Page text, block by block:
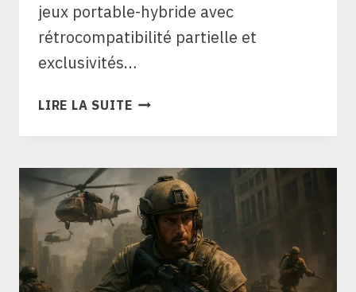
jeux portable-hybride avec
rétrocompatibilité partielle et
exclusivités…
LIRE LA SUITEJEUX
2
LA
LISTE
À
JOUR
(COMPATIBILITÉ,
SORTIES,